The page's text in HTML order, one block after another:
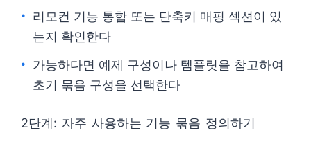
리모컨 기능 통합 또는 단축키 매핑 섹션이 있
는지 확인한다
가능하다면 예제 구성이나 템플릿을 참고하여
초기 묶음 구성을 선택한다
2단계: 자주 사용하는 기능 묶음 정의하기